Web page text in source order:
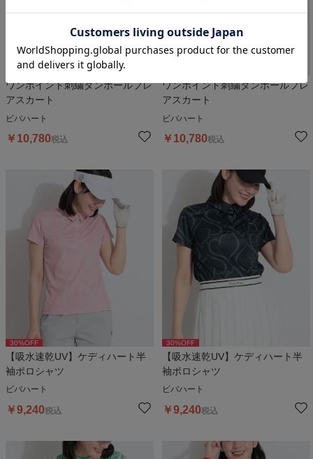
ワンポイント刺繍ダンボールフレ
アスカート
ビバハート
￥ 10,780税込
ワンポイント刺繍ダンボールフレ
アスカート
ビバハート
￥ 10,780税込
30%OFF
【吸水速乾UV】ケディハート半
袖ポロシャツ
ビバハート
￥9,240税込
30%OFF
【吸水速乾UV】ケディハート半
袖ポロシャツ
ビバハート
￥9,240税込